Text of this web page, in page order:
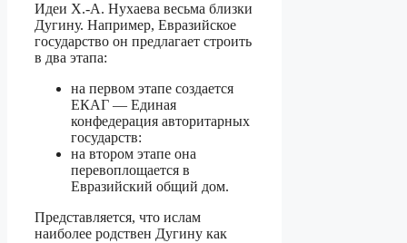
Идеи Х.-А. Нухаева весьма близки
Дугину. Например, Евразийское
государство он предлагает строить
в два этапа:
на первом этапе создается
ЕКАГ — Единая
конфедерация авторитарных
госу­дарств:
на втором этапе она
перевоплощается в
Евразийский общий дом.
Представляется, что ислам
наиболее родствен Дугину как